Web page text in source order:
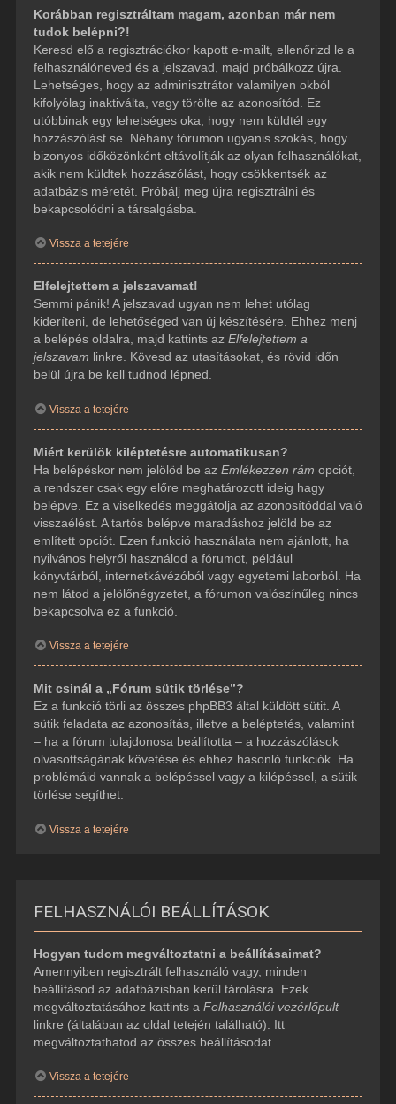
Korábban regisztráltam magam, azonban már nem
tudok belépni?!
Keresd elő a regisztrációkor kapott e-mailt, ellenőrizd le a
felhasználóneved és a jelszavad, majd próbálkozz újra.
Lehetséges, hogy az adminisztrátor valamilyen okból
kifolyólag inaktiválta, vagy törölte az azonosítód. Ez
utóbbinak egy lehetséges oka, hogy nem küldtél egy
hozzászólást se. Néhány fórumon ugyanis szokás, hogy
bizonyos időközönként eltávolítják az olyan felhasználókat,
akik nem küldtek hozzászólást, hogy csökkentsék az
adatbázis méretét. Próbálj meg újra regisztrálni és
bekapcsolódni a társalgásba.
Vissza a tetejére
Elfelejtettem a jelszavamat!
Semmi pánik! A jelszavad ugyan nem lehet utólag
kideríteni, de lehetőséged van új készítésére. Ehhez menj
a belépés oldalra, majd kattints az Elfelejtettem a
jelszavam linkre. Kövesd az utasításokat, és rövid időn
belül újra be kell tudnod lépned.
Vissza a tetejére
Miért kerülök kiléptetésre automatikusan?
Ha belépéskor nem jelölöd be az Emlékezzen rám opciót,
a rendszer csak egy előre meghatározott ideig hagy
belépve. Ez a viselkedés meggátolja az azonosítóddal való
visszaélést. A tartós belépve maradáshoz jelöld be az
említett opciót. Ezen funkció használata nem ajánlott, ha
nyilvános helyről használod a fórumot, például
könyvtárból, internetkávézóból vagy egyetemi laborból. Ha
nem látod a jelölőnégyzetet, a fórumon valószínűleg nincs
bekapcsolva ez a funkció.
Vissza a tetejére
Mit csinál a „Fórum sütik törlése”?
Ez a funkció törli az összes phpBB3 által küldött sütit. A
sütik feladata az azonosítás, illetve a beléptetés, valamint
– ha a fórum tulajdonosa beállította – a hozzászólások
olvasottságának követése és ehhez hasonló funkciók. Ha
problémáid vannak a belépéssel vagy a kilépéssel, a sütik
törlése segíthet.
Vissza a tetejére
FELHASZNÁLÓI BEÁLLÍTÁSOK
Hogyan tudom megváltoztatni a beállításaimat?
Amennyiben regisztrált felhasználó vagy, minden
beállításod az adatbázisban kerül tárolásra. Ezek
megváltoztatásához kattints a Felhasználói vezérlőpult
linkre (általában az oldal tetején található). Itt
megváltoztathatod az összes beállításodat.
Vissza a tetejére